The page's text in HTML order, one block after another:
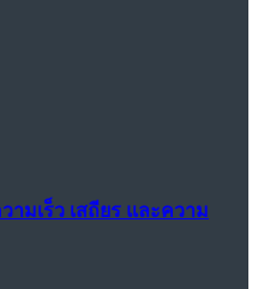
ามเร็ว เสถียร และความ